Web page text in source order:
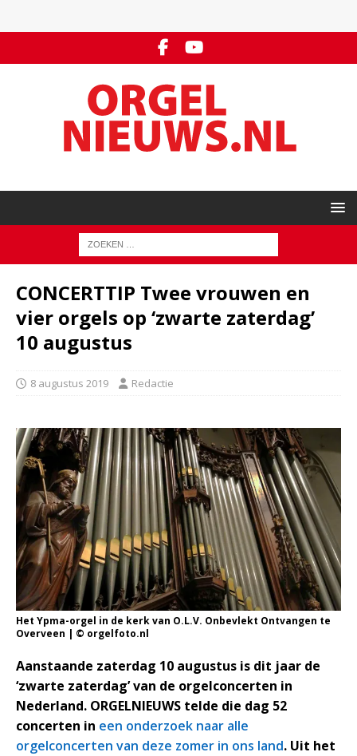
CONCERTTIP Twee vrouwen en
vier orgels op ‘zwarte zaterdag’
10 augustus
8 augustus 2019 Redactie
Het Ypma-orgel in de kerk van O.L.V. Onbevlekt Ontvangen te
Overveen | © orgelfoto.nl
Aanstaande zaterdag 10 augustus is dit jaar de
‘zwarte zaterdag’ van de orgelconcerten in
Nederland. ORGELNIEUWS telde die dag 52
concerten in een onderzoek naar alle
orgelconcerten van deze zomer in ons land. Uit het